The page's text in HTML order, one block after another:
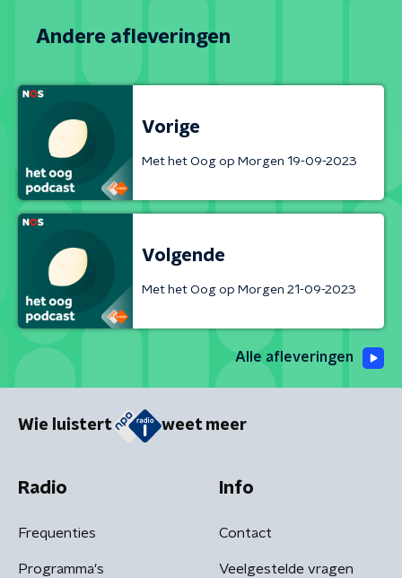
Andere afleveringen
Vorige
Met het Oog op Morgen 19-09-2023
Volgende
Met het Oog op Morgen 21-09-2023
Alle afleveringen
Wie luistert weet meer
Radio
Frequenties
Programma's
Info
Contact
Veelgestelde vragen